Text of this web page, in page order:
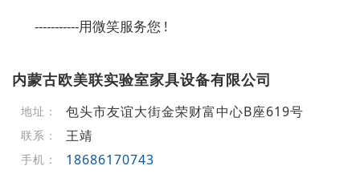
-----------用微笑服务您 !
内蒙古欧美联实验室家具设备有限公司
地址： 包头市友谊大街金荣财富中心B座619号
联系： 王靖
手机： 18686170743